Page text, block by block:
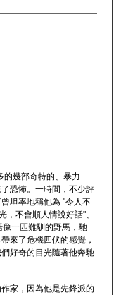
的幾部奇特的、暴力
恐怖。一時間，不少評
坦率地稱他為 "令人不
，不會順人情說好話"、
像一匹難馴的野馬，馳
來了危機四伏的感覺，
好奇的目光隨著他奔馳
家，因為他是先鋒派的